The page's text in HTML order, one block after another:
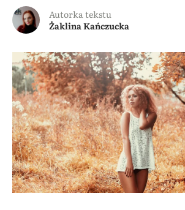
Autorka tekstu
Żaklina Kańczucka